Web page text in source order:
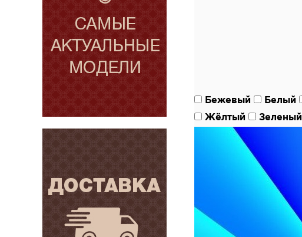
Бежевый Белый
Жёлтый
Зеленый